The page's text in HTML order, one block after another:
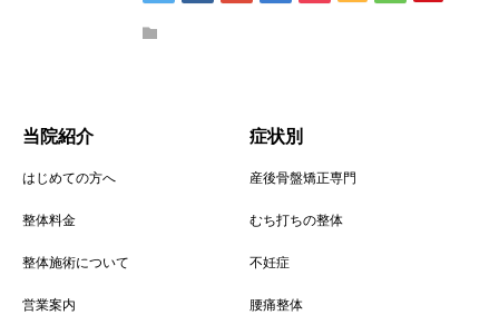
当院紹介
はじめての方へ
整体料金
整体施術について
営業案内
症状別
産後骨盤矯正専門
むち打ちの整体
不妊症
腰痛整体